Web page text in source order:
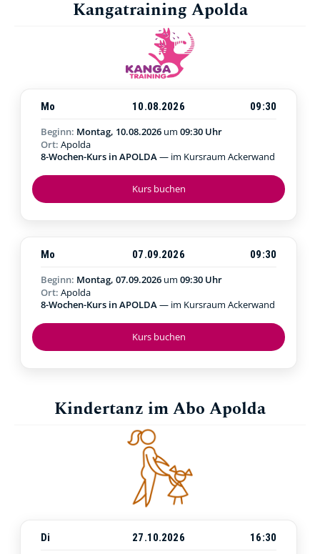
Kangatraining Apolda
Kurs buchen
Mo 10.08.2026
09:30
Beginn: Montag, 10.08.2026 um 09:30 Uhr
Ort: Apolda
8-Wochen-Kurs in APOLDA— im Kursraum Ackerwand
Kurs buchen
Mo 07.09.2026
09:30
Beginn: Montag, 07.09.2026 um 09:30 Uhr
Ort: Apolda
8-Wochen-Kurs in APOLDA— im Kursraum Ackerwand
Kindertanz im Abo Apolda
Di 27.10.2026
16:30